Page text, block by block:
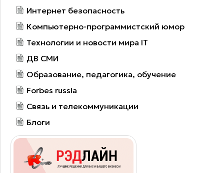
Интернет безопасность
Компьютерно-программистский юмор
Технологии и новости мира IT
ДВ СМИ
Образование, педагогика, обучение
Forbes russia
Связь и телекоммуникации
Блоги